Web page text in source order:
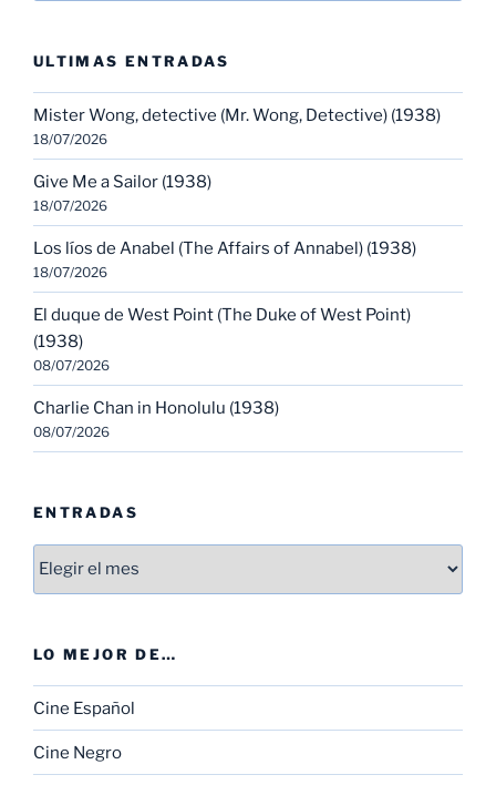
ULTIMAS ENTRADAS
Mister Wong, detective (Mr. Wong, Detective) (1938)
18/07/2026
Give Me a Sailor (1938)
18/07/2026
Los líos de Anabel (The Affairs of Annabel) (1938)
18/07/2026
El duque de West Point (The Duke of West Point)
(1938)
08/07/2026
Charlie Chan in Honolulu (1938)
08/07/2026
ENTRADAS
Entradas
LO MEJOR DE…
Cine Español
Cine Negro